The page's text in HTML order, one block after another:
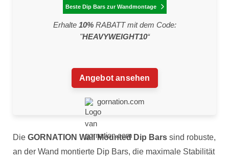
Beste Dip Bars zur Wandmontage 
Erhalte 10%RABATT mit dem Code:
"HEAVYWEIGHT10“
Angebot ansehen
gornation.com
Die GORNATION Wall Mounted Dip Bars sind robuste,
an der Wand montierte Dip Bars, die maximale Stabilität